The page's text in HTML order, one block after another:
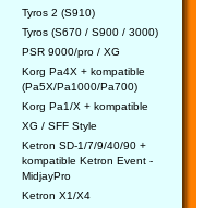
Tyros 2 (S910)
Tyros (S670 / S900 / 3000)
PSR 9000/pro / XG
Korg Pa4X + kompatible
(Pa5X/Pa1000/Pa700)
Korg Pa1/X + kompatible
XG / SFF Style
Ketron SD-1/7/9/40/90 +
kompatible Ketron Event -
MidjayPro
Ketron X1/X4